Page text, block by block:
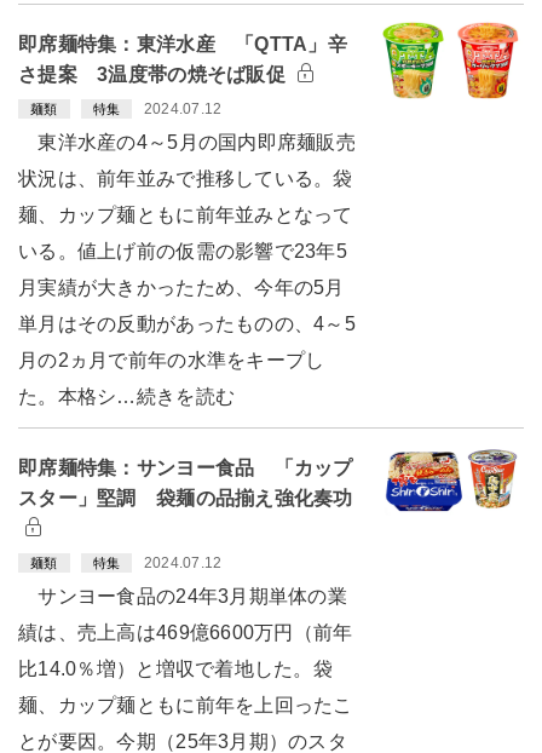
即席麺特集：東洋水産 「QTTA」辛
さ提案 3温度帯の焼そば販促
麺類 特集 2024.07.12
東洋水産の4～5月の国内即席麺販売
状況は、前年並みで推移している。袋
麺、カップ麺ともに前年並みとなって
いる。値上げ前の仮需の影響で23年5
月実績が大きかったため、今年の5月
単月はその反動があったものの、4～5
月の2ヵ月で前年の水準をキープし
た。本格シ…続きを読む
即席麺特集：サンヨー食品 「カップ
スター」堅調 袋麺の品揃え強化奏功
麺類 特集 2024.07.12
サンヨー食品の24年3月期単体の業
績は、売上高は469億6600万円（前年
比14.0％増）と増収で着地した。袋
麺、カップ麺ともに前年を上回ったこ
とが要因。今期（25年3月期）のスタ